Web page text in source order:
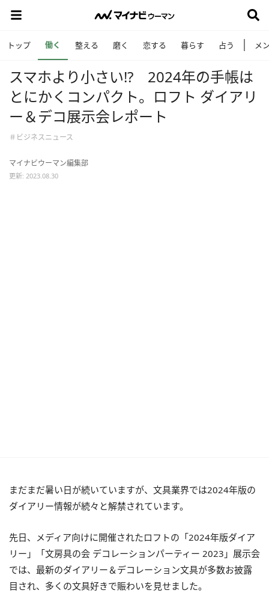
トップ 働く 整える 磨く 恋する 暮らす 占う メ
スマホより小さい!? 2024年の手帳は
とにかくコンパクト。ロフト ダイアリ
ー＆デコ展示会レポート
＃ビジネスニュース
マイナビウーマン編集部
更新: 2023.08.30
まだまだ暑い日が続いていますが、文具業界では2024年版の
ダイアリー情報が続々と解禁されています。
先日、メディア向けに開催されたロフトの「2024年版ダイア
リー」「文房具の会 デコレーションパーティー 2023」展示会
では、最新のダイアリー＆デコレーション文具が多数お披露
目され、多くの文具好きで賑わいを見せました。